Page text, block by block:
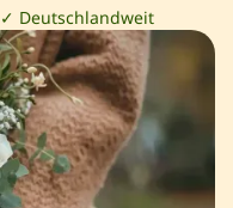
✓ Deutschlandweit